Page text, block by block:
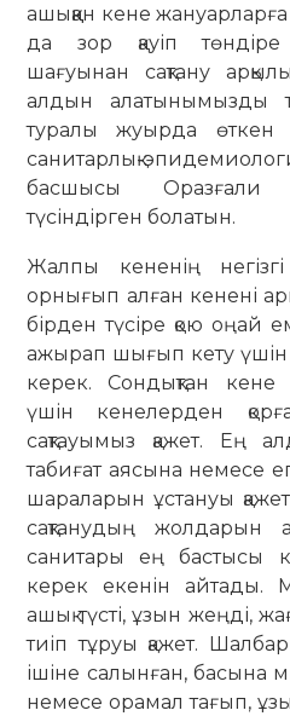
ашыққан кене
да зор қауіп
шағуынан сақтану
алдын алатынымызды
туралы жуырда өткен
санитарлық-
басшысы Оразғали
түсіндірген болатын.
Жалпы кененің негізгі
орнығып алған кенені
бірден түсіре қою оңай
ажырап шығып кету үшін
ке­рек. Сондықтан кене
үшін кенелерден
сақтауымыз қажет. Ең
табиғат аясына не­­месе
ша­раларын ұстануы
сақтанудың жолдарын
санитары ең бастысы
керек екенін айтады.
ашық түсті, ұзын жеңді,
тиіп тұруы қа­жет.
іші­не салынған, басына
немесе орамал тағып,